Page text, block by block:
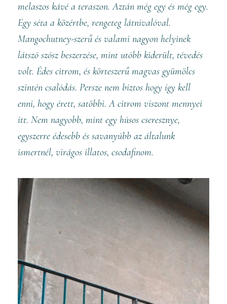
melaszos kávé a teraszon. Aztán még egy és még egy.
Egy séta a közértbe, rengeteg látnivalóval.
Mangochutney-szerű és valami nagyon helyinek
látszó szósz beszerzése, mint utóbb kiderült, tévedés
volt. Édes citrom, és körteszerű magvas gyümölcs
szintén csalódás. Persze nem biztos hogy így kell
enni, hogy érett, satöbbi. A citrom viszont mennyei
itt. Nem nagyobb, mint egy húsos cseresznye,
egyszerre édesebb és savanyúbb az általunk
ismertnél, virágos illatos, csodafinom.